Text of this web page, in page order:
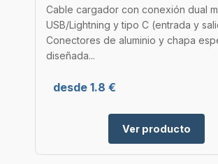
Cable cargador con conexión dual
USB/Lightning y tipo C (entrada y
Conectores de aluminio y chapa
diseñada...
desde 1.8 €
Ver producto